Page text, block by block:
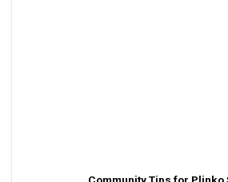
Community Tips for Plinko